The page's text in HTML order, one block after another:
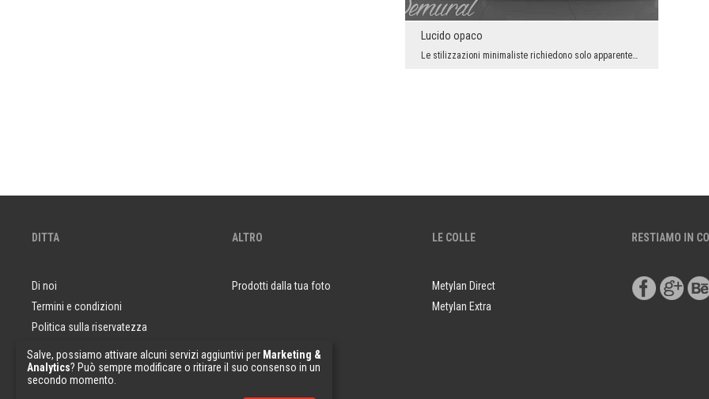
Lucido opaco
Le stilizzazioni minimaliste richiedono solo apparentemente meno lavoro degli arrangiamenti - dic...
DITTA
Di noi
Termini e condizioni
Politica sulla riservatezza
Domande e risposte
Campioni di carta da parati
ALTRO
Prodotti dalla tua foto
LE COLLE
Metylan Direct
Metylan Extra
RESTIAMO IN
Salve, possiamo attivare alcuni servizi aggiuntivi per Marketing &
Analytics? Può sempre modificare o ritirare il suo consenso in un
secondo momento.